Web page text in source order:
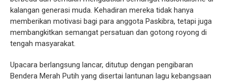
kalangan generasi muda. Kehadiran mereka tidak hanya
memberikan motivasi bagi para anggota Paskibra, tetapi juga
membangkitkan semangat persatuan dan gotong royong di
tengah masyarakat.
Upacara berlangsung lancar, ditutup dengan pengibaran
Bendera Merah Putih yang disertai lantunan lagu kebangsaan